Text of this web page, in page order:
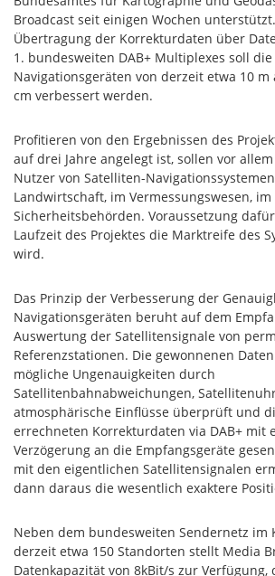
Broadcast seit einigen Wochen
Übertragung der Korrekturdaten über
1. bundesweiten DAB+ Multiplexes soll
Navigationsgeräten von derzeit etwa 10
cm verbessert werden.
Profitieren von den Ergebnissen des
auf drei Jahre angelegt ist, sollen vor
Nutzer von Satelliten-
Landwirtschaft, im Vermessungswesen,
Sicherheitsbehörden. Voraussetzung
Laufzeit des Projektes die Marktreife des
wird.
Das Prinzip der Verbesserung der
Navigationsgeräten beruht auf dem
Auswertung der Satellitensignale von
Referenzstationen. Die gewonnenen
mögliche Ungenauigkeiten durch
Satellitenbahnabweichungen,
atmosphärische Einflüsse überprüft und
errechneten Korrekturdaten via DAB+ mit
Verzögerung an die Empfangsgeräte
mit den eigentlichen Satellitensignalen
dann daraus die wesentlich exaktere
Neben dem bundesweiten Sendernetz im
derzeit etwa 150 Standorten stellt Media
Datenkapazität von 8kBit/s zur Verfügung,